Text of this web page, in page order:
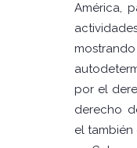
América,
por el
derecho
el también